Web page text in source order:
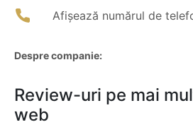
Afișează numărul de
Despre companie:
Review-uri pe mai
web